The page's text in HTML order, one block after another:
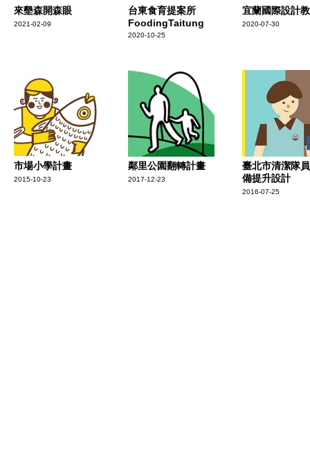
來墾森開森眼
2021-02-09
台東食育提案所
FoodingTaitung
2020-10-25
宜蘭國際設計
2020-07-30
市場小學計畫
2015-10-23
鄰里公園翻轉計畫
2017-12-23
臺北市清潔隊
備提升設計
2016-07-25